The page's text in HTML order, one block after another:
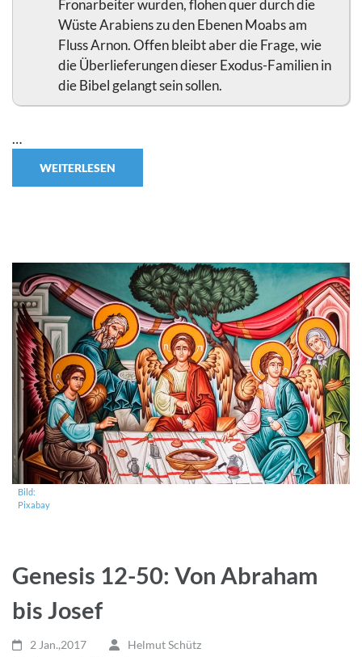
Fronarbeiter wurden, flohen quer durch die
Wüste Arabiens zu den Ebenen Moabs am
Fluss Arnon. Offen bleibt aber die Frage, wie
die Überlieferungen dieser Exodus-Familien in
die Bibel gelangt sein sollen.
…
WEITERLESEN
Bild:
Pixabay
Genesis 12-50: Von Abraham
bis Josef
2 Jan.,2017
Helmut Schütz